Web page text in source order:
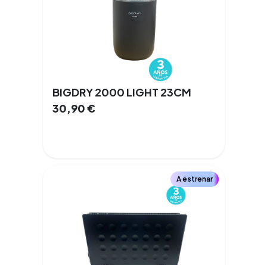
BIGDRY 2000 LIGHT 23CM
30,90€
A estrenar